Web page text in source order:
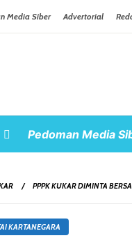
Media Siber Advertorial
Pedoman Media
PPPK KUKAR DIMINTA
KARTANEGARA